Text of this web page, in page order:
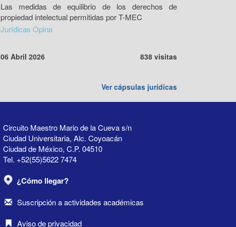
Las medidas de equilibrio de los derechos de
propiedad intelectual permitidas por T-MEC
Jurídicas Opina
06 Abril 2026 838 visitas
Ver cápsulas jurídicas
Circuito Maestro Mario de la Cueva s/n
Ciudad Universitaria, Alc. Coyoacán
Ciudad de México, C.P. 04510
Tel. +52(55)5622 7474
¿Cómo llegar?
Suscripción a actividades académicas
Aviso de privacidad